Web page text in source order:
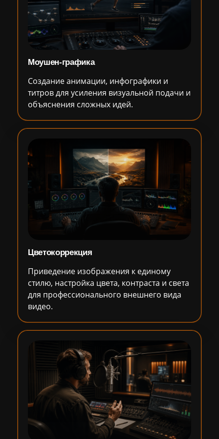
Моушен-графика
Создание анимации, инфографики и
титров для усиления визуальной подачи и
объяснения сложных идей.
Цветокоррекция
Приведение изображения к единому
стилю, настройка цвета, контраста и света
для профессионального внешнего вида
видео.